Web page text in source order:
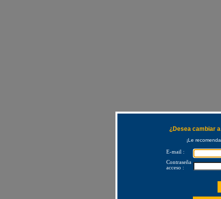
¿Desea cambiar
¡Le
E-mail :
Contraseña
acceso :